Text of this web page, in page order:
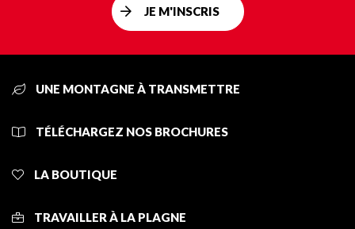
JE M'INSCRIS
UNE MONTAGNE À TRANSMETTRE
TÉLÉCHARGEZ NOS BROCHURES
LA BOUTIQUE
TRAVAILLER À LA PLAGNE